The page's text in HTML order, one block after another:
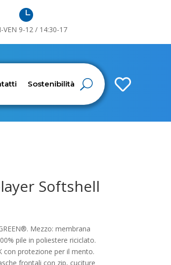

VEN 9-12 / 14:30-17

Sostenibilità
Softshell
Mezzo: membrana
pile in poliestere riciclato.
con protezione per il mento.
frontali con zip, cuciture